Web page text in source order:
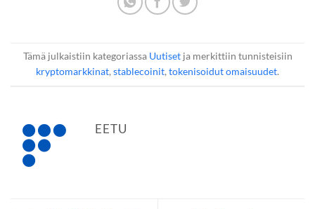
Tämä julkaistiin kategoriassa Uutisetja merkittiin tunnisteisiin
kryptomarkkinat, stablecoinit, tokenisoidut omaisuudet.
EETU